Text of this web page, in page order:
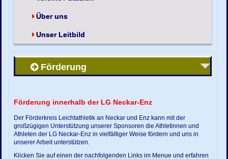
Über uns
Unser Leitbild
Förderung
Förderung innerhalb der LG Neckar-Enz
Der Förderkreis Leichtathletik an Neckar und Enz kann mit der
großzügigen Unterstützung unserer Sponsoren die Athletinnen und
Athleten der LG Neckar-Enz in vielfältiger Weise fördern und uns in
unserer Arbeit unterstützen.
Klicken Sie auf einen der nachfolgenden Links im Menue und erfahren